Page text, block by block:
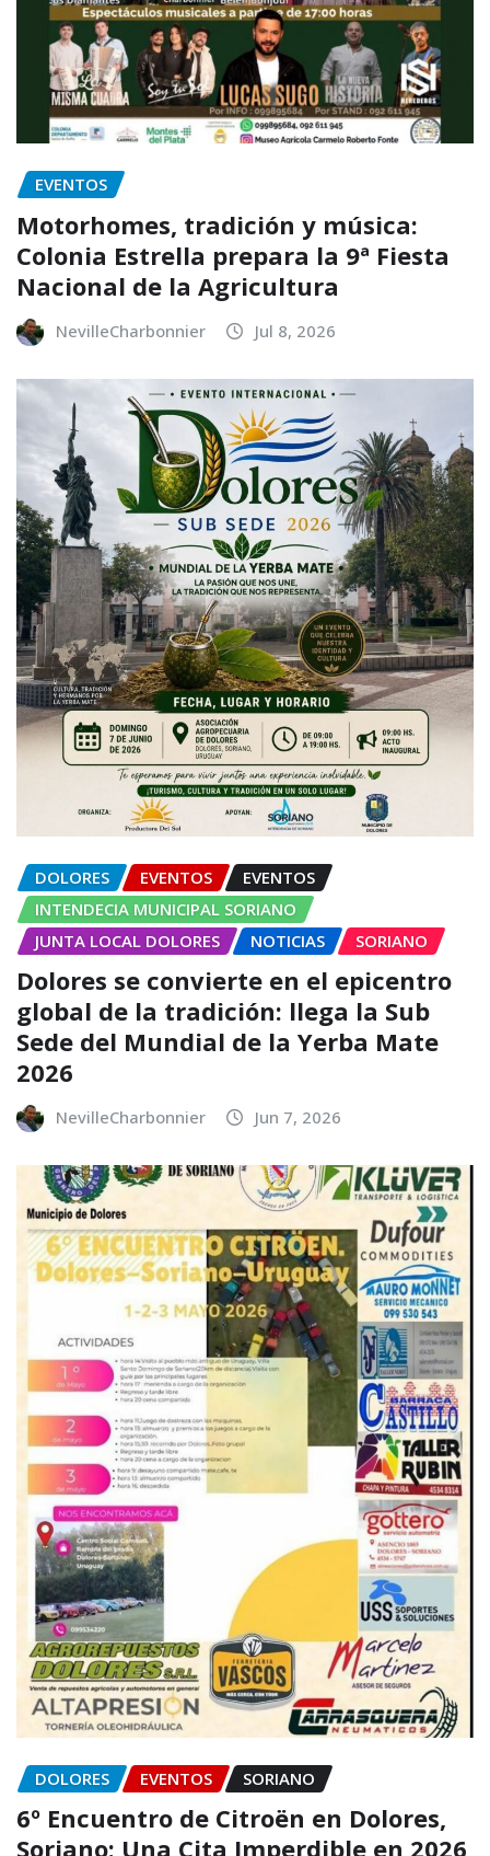
EVENTOS
Motorhomes, tradición y música:
Colonia Estrella prepara la 9ª Fiesta
Nacional de la Agricultura
NevilleCharbonnier Jul 8, 2026
DOLORES EVENTOS
EVENTOS
INTENDECIA MUNICIPAL SORIANO
JUNTA LOCAL DOLORES
NOTICIAS SORIANO
Dolores se convierte en el epicentro
global de la tradición: llega la Sub
Sede del Mundial de la Yerba Mate
2026
NevilleCharbonnier Jun 7, 2026
DOLORES EVENTOS SORIANO
6º Encuentro de Citroën en Dolores,
Soriano: Una Cita Imperdible en 2026